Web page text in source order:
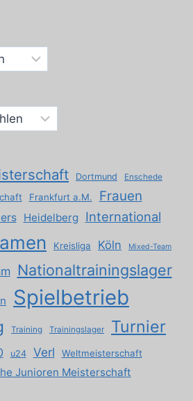
Dortmund Enschede
Frankfurt a.M. Frauen
Heidelberg International
Kreisliga Köln Mixed-Team
Nationaltrainingslager
Spielbetrieb
Training Trainingslager Turnier
u24 Verl Weltmeisterschaft
Junioren Meisterschaft